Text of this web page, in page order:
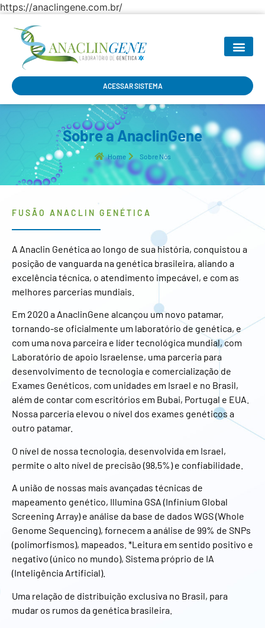
https://anaclingene.com.br/
ACESSAR SISTEMA
Sobre a AnaclinGene
Home Sobre Nós
FUSÃO ANACLIN GENÉTICA
A Anaclin Genética ao longo de sua história, conquistou a
posição de vanguarda na genética brasileira, aliando a
excelência técnica, o atendimento impecável, e com as
melhores parcerias mundiais.
Em 2020 a AnaclinGene alcançou um novo patamar,
tornando-se oficialmente um laboratório de genética, e
com uma nova parceira e líder tecnológica mundial, com
Laboratório de apoio Israelense, uma parceria para
desenvolvimento de tecnologia e comercialização de
Exames Genéticos, com unidades em Israel e no Brasil,
além de contar com escritórios em Bubai, Portugal e EUA.
Nossa parceria elevou o nível dos exames genéticos a
outro patamar.
O nível de nossa tecnologia, desenvolvida em Israel,
permite o alto nível de precisão (98,5%) e confiabilidade.
A união de nossas mais avançadas técnicas de
mapeamento genético, Illumina GSA (Infinium Global
Screening Array) e análise da base de dados WGS (Whole
Genome Sequencing), fornecem a análise de 99% de SNPs
(polimorfismos), mapeados. *Leitura em sentido positivo e
negativo (único no mundo), Sistema próprio de IA
(Inteligência Artificial).
Uma relação de distribuição exclusiva no Brasil, para
mudar os rumos da genética brasileira.